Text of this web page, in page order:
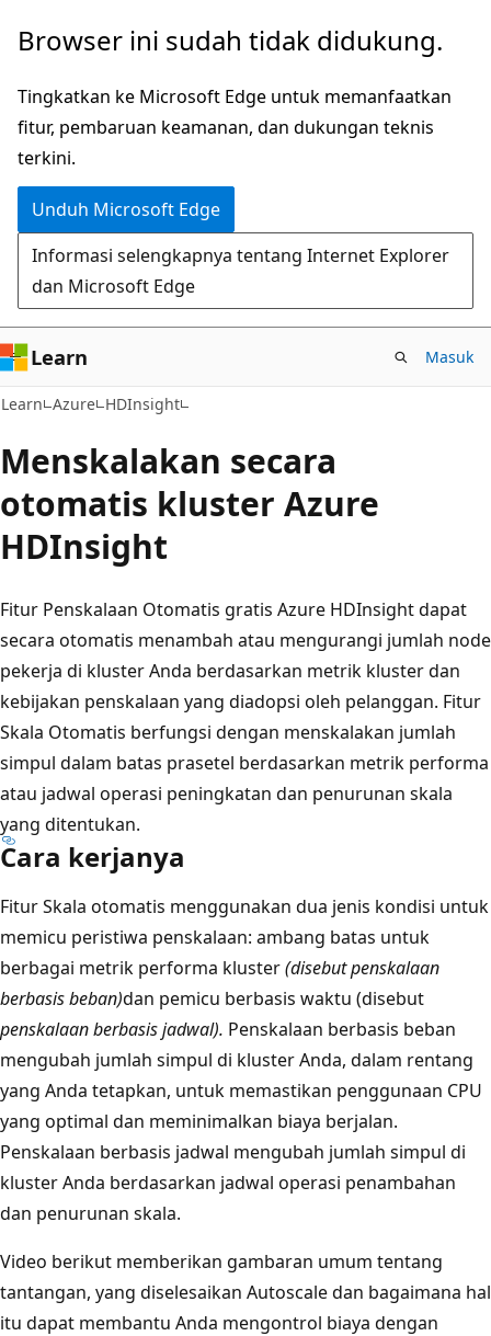
Lompati
konten
utama
Browser ini sudah tidak didukung.
Tingkatkan ke Microsoft Edge untuk memanfaatkan
fitur, pembaruan keamanan, dan dukungan teknis
terkini.
Unduh Microsoft Edge
Informasi selengkapnya tentang Internet Explorer
dan Microsoft Edge
Learn Masuk
Learn Azure HDInsight
Menskalakan secara
otomatis kluster Azure
HDInsight
Fitur Penskalaan Otomatis gratis Azure HDInsight dapat
secara otomatis menambah atau mengurangi jumlah node
pekerja di kluster Anda berdasarkan metrik kluster dan
kebijakan penskalaan yang diadopsi oleh pelanggan. Fitur
Skala Otomatis berfungsi dengan menskalakan jumlah
simpul dalam batas prasetel berdasarkan metrik performa
atau jadwal operasi peningkatan dan penurunan skala
yang ditentukan.
Cara kerjanya
Fitur Skala otomatis menggunakan dua jenis kondisi untuk
memicu peristiwa penskalaan: ambang batas untuk
berbagai metrik performa kluster(disebut penskalaan
berbasis beban)dan pemicu berbasis waktu (disebut
penskalaan berbasis jadwal). Penskalaan berbasis beban
mengubah jumlah simpul di kluster Anda, dalam rentang
yang Anda tetapkan, untuk memastikan penggunaan CPU
yang optimal dan meminimalkan biaya berjalan.
Penskalaan berbasis jadwal mengubah jumlah simpul di
kluster Anda berdasarkan jadwal operasi penambahan
dan penurunan skala.
Video berikut memberikan gambaran umum tentang
tantangan, yang diselesaikan Autoscale dan bagaimana hal
itu dapat membantu Anda mengontrol biaya dengan